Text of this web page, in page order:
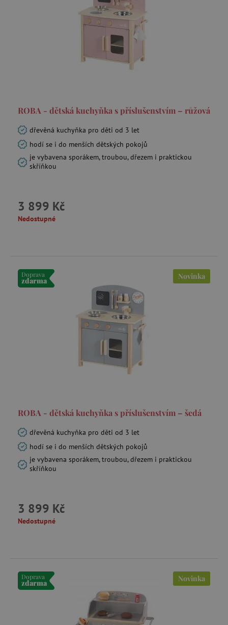
Kreslení a omalovánky
Stoly, židle a sedací nábytek
Učící věže a rostoucí židličky
Dětské skříně, police, knihovny
ROBA - dětská kuchyňka s příslušenstvím – růžová
dřevěná kuchyňka pro děti od 3 let
hodí se i do menších dětských pokojů
je vybavena sporákem, troubou, dřezem i praktickou
skříňkou
3 899 Kč
Nedostupné
Doprava
zdarma Novinka
ROBA - dětská kuchyňka s příslušenstvím – šedá
dřevěná kuchyňka pro děti od 3 let
hodí se i do menších dětských pokojů
je vybavena sporákem, troubou, dřezem i praktickou
skříňkou
3 899 Kč
Nedostupné
Doprava
zdarma Novinka